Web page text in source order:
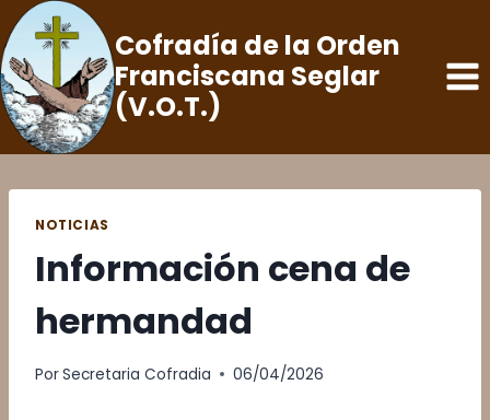
Saltar
al
contenido
Cofradía de la Orden
Franciscana Seglar
(V.O.T.)
NOTICIAS
Información cena de
hermandad
PorSecretaria Cofradia 06/04/2026